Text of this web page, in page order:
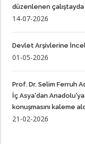
düzenlenen çalıştayda
14-07-2026
Devlet Arşivlerine
01-05-2026
Prof. Dr. Selim Ferruh
İç Asya'dan
konuşmasını kaleme
21-02-2026